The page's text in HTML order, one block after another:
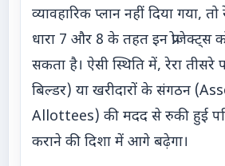
व्यावहारिक प्लान नहीं दिया गया,
धारा 7 और 8 के तहत इन प्रोजेक्ट्स
सकता है। ऐसी स्थिति में, रेरा तीसरे
बिल्डर) या खरीदारों के संगठन
Allottees) की मदद से रुकी हुई
कराने की दिशा में आगे बढ़ेगा।